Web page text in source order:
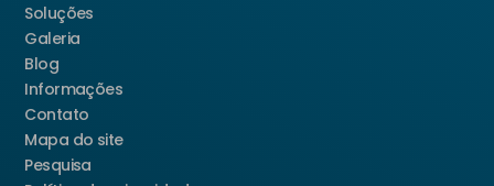
Soluções
Galeria
Blog
Informações
Contato
Mapa do site
Pesquisa